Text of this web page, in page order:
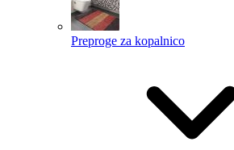
Preproge za kopalnico